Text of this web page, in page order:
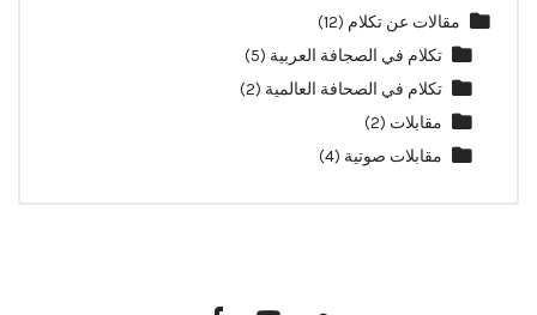
مقالات عن تكلام (12)
تكلام في الصجافة العربية (5)
تكلام في الصحافة العالمية (2)
مقابلات (2)
مقابلات صوتية (4)